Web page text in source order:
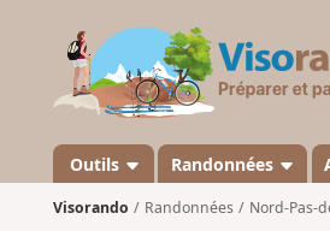
Outils Randonnées
Visorando Randonnées Nord-Pas-